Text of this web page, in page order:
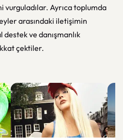
vurguladılar. Ayrıca toplumda
arasındaki iletişimin
ve danışmanlık
çektiler.